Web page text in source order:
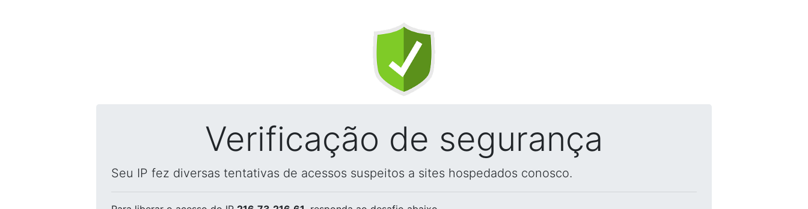
Verificação de segurança
Seu IP fez diversas tentativas de acessos suspeitos a sites hospedados conosco.